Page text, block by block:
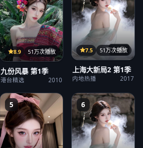
15集
8.9 51万次播放
九份风暴 第1季
港台精选 2010
14集
7.5 51万次播放
上海大新局2 第1季
内地热播 2017
5 6